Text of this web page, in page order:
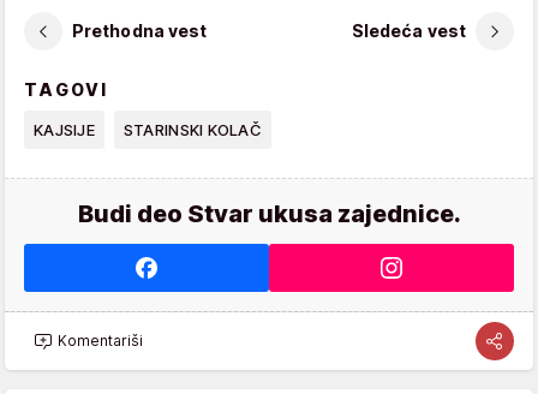
Prethodna vest Sledeća vest
TAGOVI
KAJSIJE STARINSKI KOLAČ
Budi deo Stvar ukusa zajednice.
Komentariši